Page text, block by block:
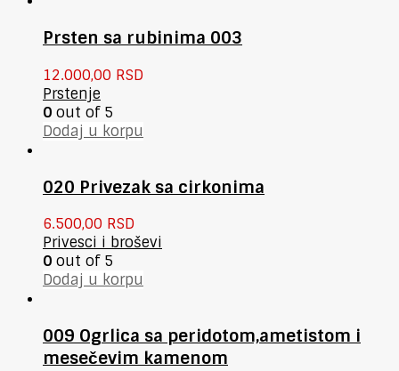
Prsten sa rubinima 003
12.000,00 RSD
Prstenje
0 out of 5
Dodaj u korpu
020 Privezak sa cirkonima
6.500,00 RSD
Privesci i broševi
0 out of 5
Dodaj u korpu
009 Ogrlica sa peridotom,ametistom i
mesečevim kamenom